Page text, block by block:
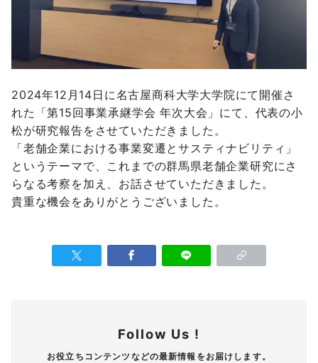
2024年12月14日に名古屋商科⼤学⼤学院にて開催さ
れた「第15回事業承継学会 年次大会」にて、代表の小
松が研究報告をさせていただきました。
「老舗企業における事業変遷とサスティナビリティ」
というテーマで、これまでの群馬県老舗企業研究にさ
らなる考察を加え、お話させていただきました。
貴重な機会をありがとうございました。
Follow Us !
お役立ちコンテンツなどの最新情報をお届けします。